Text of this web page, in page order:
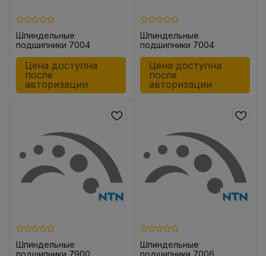
Шпиндельные
подшипники 7004
Цена доступна
после
авторизации
Шпиндельные
подшипники 7004
Цена доступна
после
авторизации
Шпиндельные
подшипники 7900
Шпиндельные
подшипники 7006